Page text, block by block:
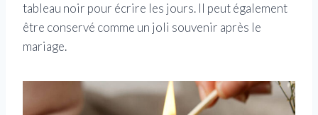
tableau noir pour écrire les jours. Il peut également
être conservé comme un joli souvenir après le
mariage.